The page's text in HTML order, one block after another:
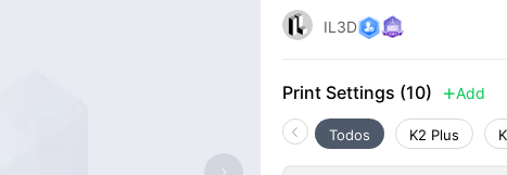
IL3D
Print Settings (10) Add
Todos K2 Plus